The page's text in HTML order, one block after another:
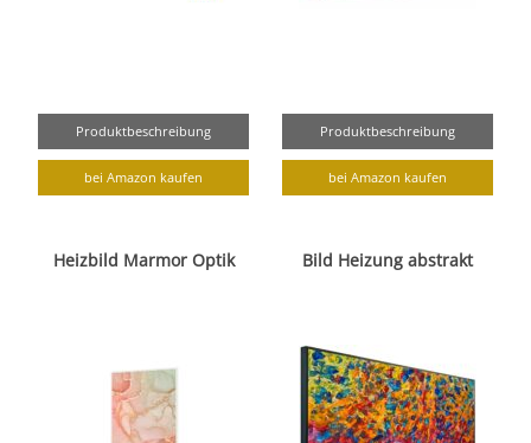
Produktbeschreibung
bei Amazon kaufen
Produktbeschreibung
bei Amazon kaufen
Heizbild Marmor Optik Bild Heizung abstrakt